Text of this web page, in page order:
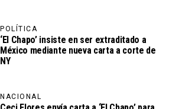
POLÍTICA
‘El Chapo’ insiste en ser extraditado a
México mediante nueva carta a corte de
NY
NACIONAL